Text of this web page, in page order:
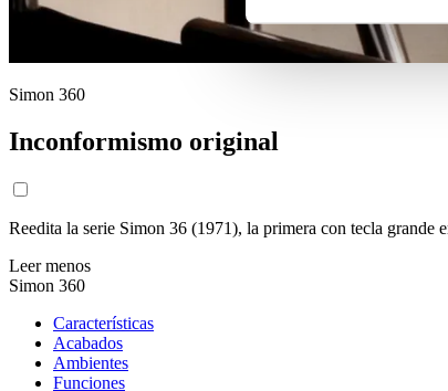
Simon 360
Inconformismo original
Reedita la serie Simon 36 (1971), la primera con tecla grande
Leer menos
Simon 360
Características
Acabados
Ambientes
Funciones